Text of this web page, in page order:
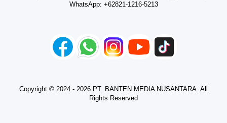
WhatsApp: +62821-1216-5213
Copyright © 2024 - 2026 PT. BANTEN MEDIA NUSANTARA. All
Rights Reserved